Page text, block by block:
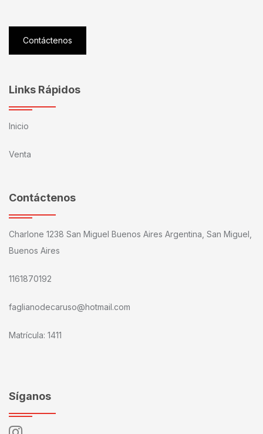
Contáctenos
Links Rápidos
Inicio
Venta
Contáctenos
Charlone 1238 San Miguel Buenos Aires Argentina, San Miguel,
Buenos Aires
1161870192
faglianodecaruso@hotmail.com
Matrícula: 1411
Síganos